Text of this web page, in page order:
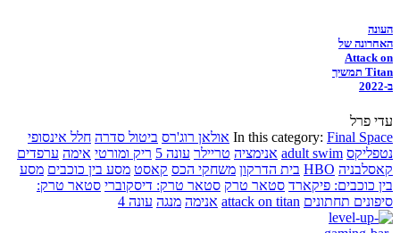
העונה
האחרונה של
Attack on
Titan תמשיך
ב-2022
עדי פרל
In this category: Final Space אולאן רוג'רס ביטול סדרה חלל אינסופי
נטפליקס adult swim אנימציה טריילר עונה 5 ריק ומורטי אימה ערפדים
קאסלבניה HBO בית הדרקון משחקי הכס קאסט מסע בין כוכבים מסע
בין כוכבים: פיקארד סטאר טרק סטאר טרק: דיסקוברי סטאר טרק:
סיפונים תחתונים attack on titan אנימה מנגה עונה 4